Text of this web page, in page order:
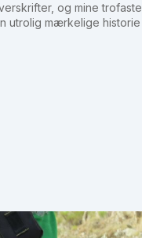
og mine trofaste
utrolig mærkelige historie